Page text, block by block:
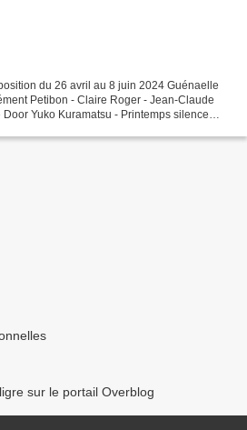
du 26 avril au 8 juin 2024 Guénaelle
Petibon - Claire Roger - Jean-Claude
Yuko Kuramatsu - Printemps silence
sur le portail Overblog